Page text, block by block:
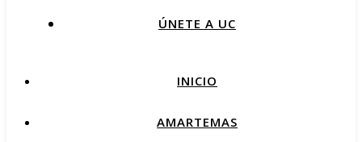
ÚNETE A UC
INICIO
AMARTEMAS